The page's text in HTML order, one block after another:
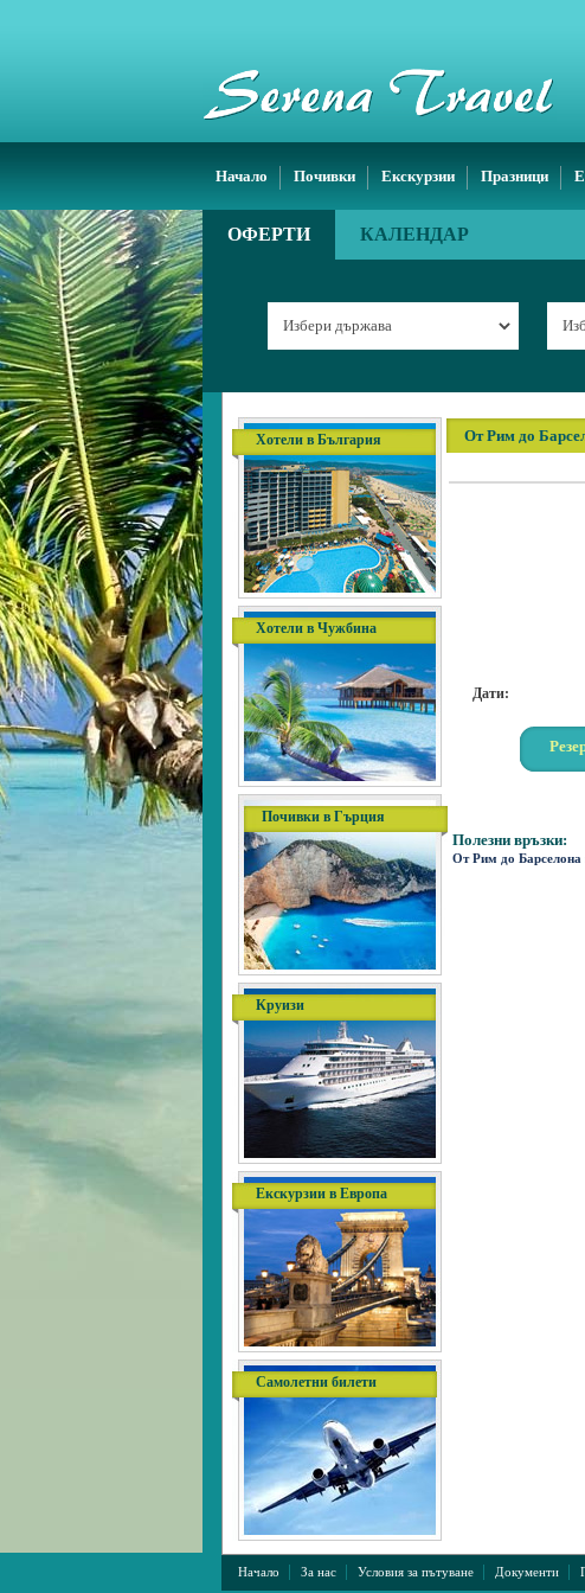
Начало Почивки Екскурзии Празници
ОФЕРТИ КАЛЕНДАР
Хотели в България
Хотели в Чужбина
Почивки в Гърция
Круизи
Екскурзии в Европа
Самолетни билети
От Рим до
Дати:
Полезни връзки:
От Рим до Барселона
Начало За нас Условия за пътуване Документи